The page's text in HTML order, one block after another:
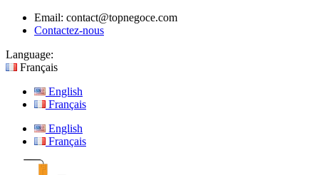
Email: contact@topnegoce.com
Contactez-nous
Language:
Français
English
Français
English
Français